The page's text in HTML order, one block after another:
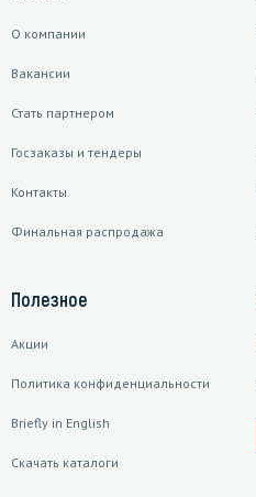
О компании
Вакансии
Стать партнером
Госзаказы и тендеры
Контакты
Финальная распродажа
Полезное
Акции
Политика конфиденциальности
Briefly in English
Скачать каталоги